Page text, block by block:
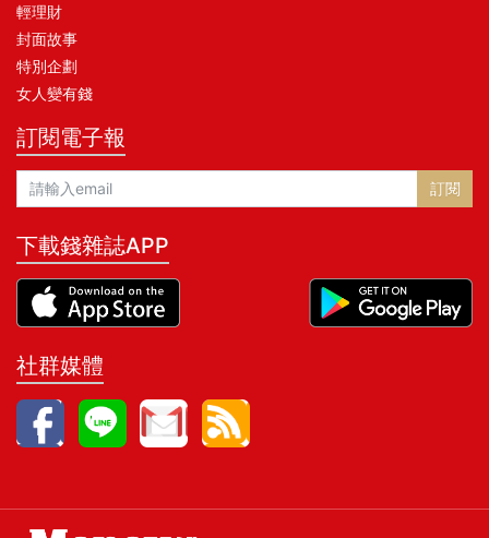
輕理財
封面故事
特別企劃
女人變有錢
訂閱電子報
訂閱
下載錢雜誌APP
社群媒體